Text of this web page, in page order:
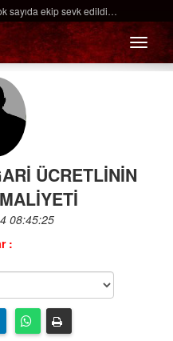
ekip sevk edildi…
Menü
ÜCRETLİNİN
08:45:25
: